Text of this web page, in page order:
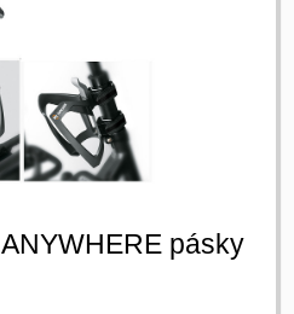
pásky